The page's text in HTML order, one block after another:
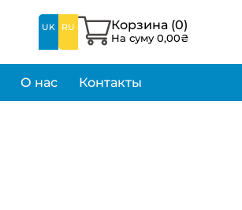
UK RU Корзина (0)
На суму0,00₴
О нас Контакты